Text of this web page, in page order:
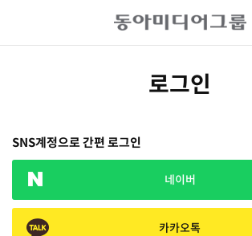
로그인
SNS계정으로 간편 로그인
네이버
카카오톡